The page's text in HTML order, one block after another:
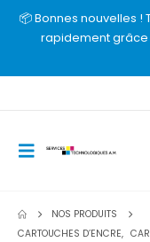
📦 Bonnes nouvelles
rapidement grâce
NOS PRODUITS
CARTOUCHES D’ENCRE,